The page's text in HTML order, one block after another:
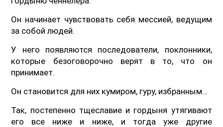
Он начинает чувствовать себя мессией, ведущим
за собой людей.
У него появляются последователи, поклонники,
которые безоговорочно верят в то, что он
принимает.
Он становится для них кумиром, гуру, избранным…
Так, постепенно тщеславие и гордыня утягивают
его все ниже и ниже, и тогда уже другие